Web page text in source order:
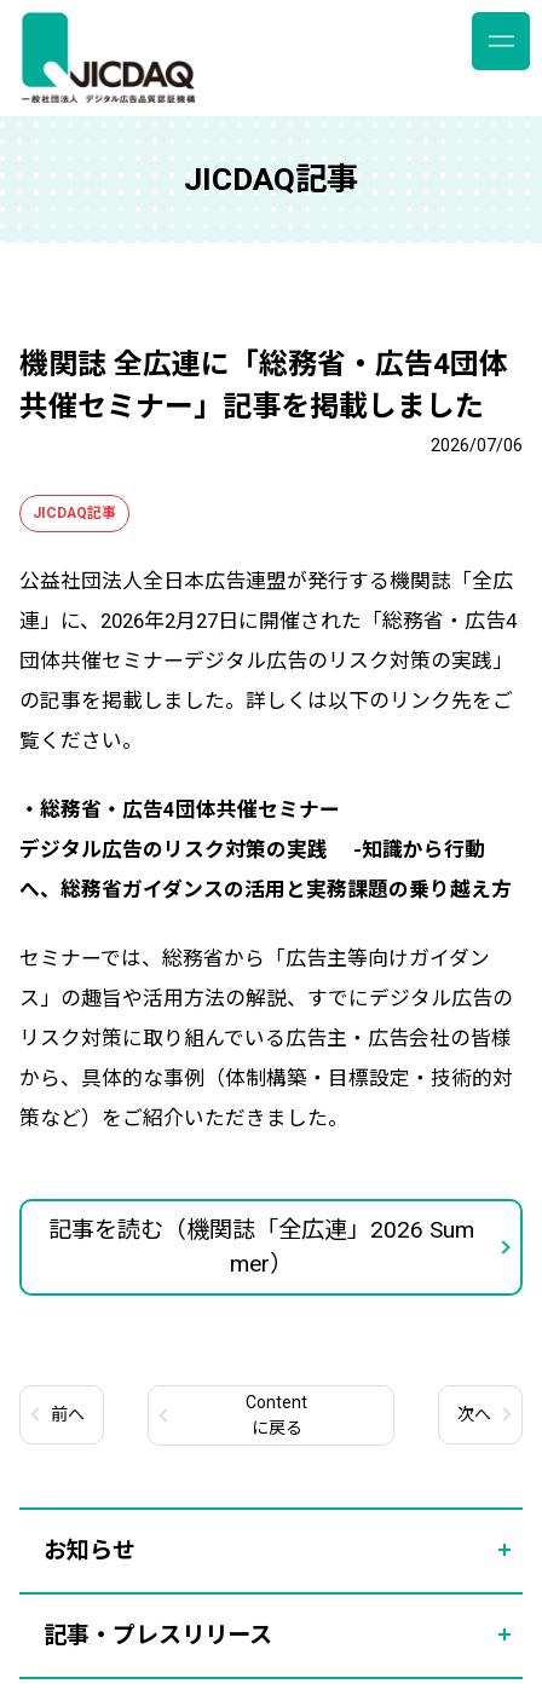
JICDAQ記事
機関誌 全広連に「総務省・広告4団体
共催セミナー」記事を掲載しました
2026/07/06
JICDAQ記事
公益社団法人全日本広告連盟が発行する機関誌「全広
連」に、2026年2月27日に開催された「総務省・広告4
団体共催セミナーデジタル広告のリスク対策の実践」
の記事を掲載しました。詳しくは以下のリンク先をご
覧ください。
・総務省・広告4団体共催セミナー
デジタル広告のリスク対策の実践 -知識から行動
へ、総務省ガイダンスの活用と実務課題の乗り越え方
セミナーでは、総務省から「広告主等向けガイダン
ス」の趣旨や活用方法の解説、すでにデジタル広告の
リスク対策に取り組んでいる広告主・広告会社の皆様
から、具体的な事例（体制構築・目標設定・技術的対
策など）をご紹介いただきました。
記事を読む（機関誌「全広連」2026 Sum
mer）
前へ 次へ
Content
に戻る
お知らせ
記事・プレスリリース